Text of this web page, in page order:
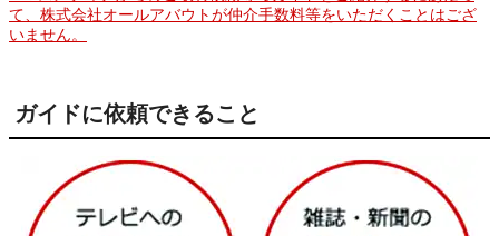
て、株式会社オールアバウトが仲介手数料等をいただくことはござ
いません。
ガイドに依頼できること